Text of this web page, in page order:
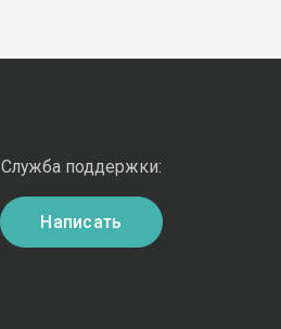
Служба поддержки:
Написать